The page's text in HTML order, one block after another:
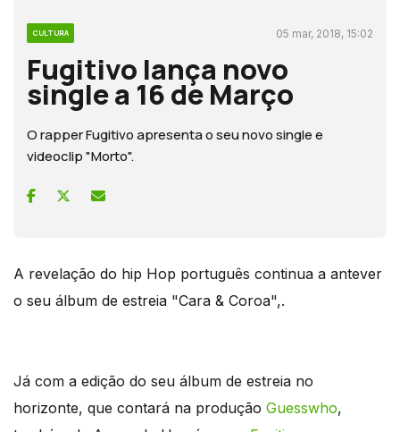
CULTURA 05 mar, 2018, 15:02
Fugitivo lança novo
single a 16 de Março
O rapper Fugitivo apresenta o seu novo single e
videoclip "Morto".
A revelação do hip Hop português continua a antever
o seu álbum de estreia "Cara & Coroa",.
Já com a edição do seu álbum de estreia no
horizonte, que contará na produção Guesswho,